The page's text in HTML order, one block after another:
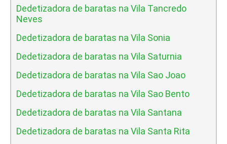
Dedetizadora de baratas na Vila Tancredo
Neves
Dedetizadora de baratas na Vila Sonia
Dedetizadora de baratas na Vila Saturnia
Dedetizadora de baratas na Vila Sao Joao
Dedetizadora de baratas na Vila Sao Bento
Dedetizadora de baratas na Vila Santana
Dedetizadora de baratas na Vila Santa Rita